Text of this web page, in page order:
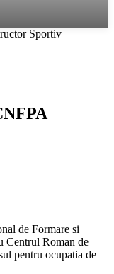
Sportiv –
de Formare si
Centrul Roman de
pentru ocupatia de